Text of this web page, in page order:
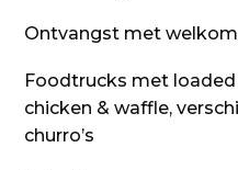
Ontvangst met
Foodtrucks met loaded
chicken & waffle,
churro’s